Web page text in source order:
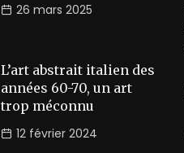
26 mars 2025
L’art abstrait italien des
années 60-70, un art
trop méconnu
12 février 2024